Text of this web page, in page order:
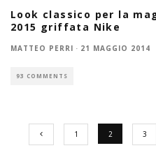
Look classico per la
2015 griffata Nike
MATTEO PERRI · 21 MAGGIO 2014
93 COMMENTS
1 2 3